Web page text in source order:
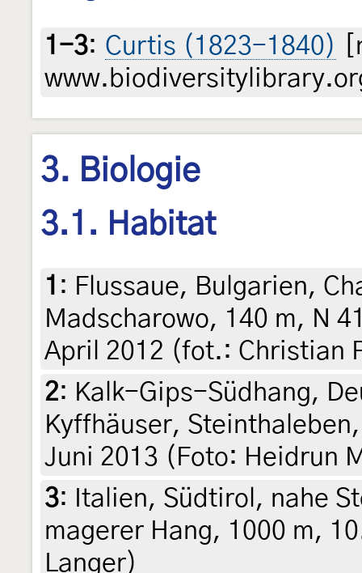
1-3: Curtis (1823-1840)
3. Biologie
3.1. Habitat
1 : Flussaue, Bulgarien,
Madscharowo, 140 m, N
April 2012 (fot.: Christian
2: Kalk-Gips-Südhang,
Kyffhäuser,
Juni 2013 (Foto: Heidrun
3:
Italien, Südtirol, nahe
magerer Hang, 1000 m,
Langer)